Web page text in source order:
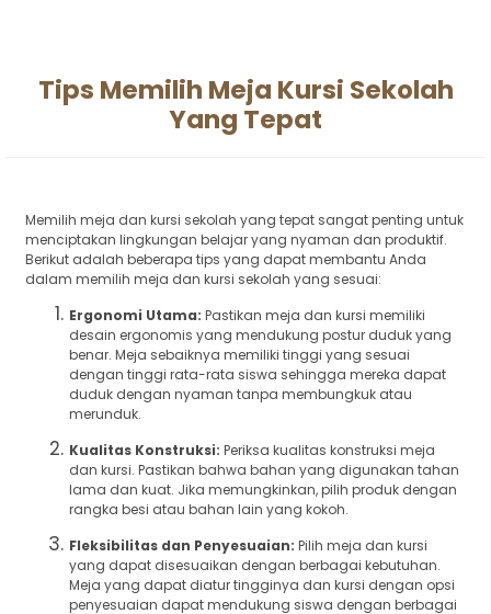
Tips Memilih Meja Kursi Sekolah
Yang Tepat
Memilih meja dan kursi sekolah yang tepat sangat penting untuk
menciptakan lingkungan belajar yang nyaman dan produktif.
Berikut adalah beberapa tips yang dapat membantu Anda
dalam memilih meja dan kursi sekolah yang sesuai:
Ergonomi Utama: Pastikan meja dan kursi memiliki
desain ergonomis yang mendukung postur duduk yang
benar. Meja sebaiknya memiliki tinggi yang sesuai
dengan tinggi rata-rata siswa sehingga mereka dapat
duduk dengan nyaman tanpa membungkuk atau
merunduk.
Kualitas Konstruksi: Periksa kualitas konstruksi meja
dan kursi. Pastikan bahwa bahan yang digunakan tahan
lama dan kuat. Jika memungkinkan, pilih produk dengan
rangka besi atau bahan lain yang kokoh.
Fleksibilitas dan Penyesuaian: Pilih meja dan kursi
yang dapat disesuaikan dengan berbagai kebutuhan.
Meja yang dapat diatur tingginya dan kursi dengan opsi
penyesuaian dapat mendukung siswa dengan berbagai